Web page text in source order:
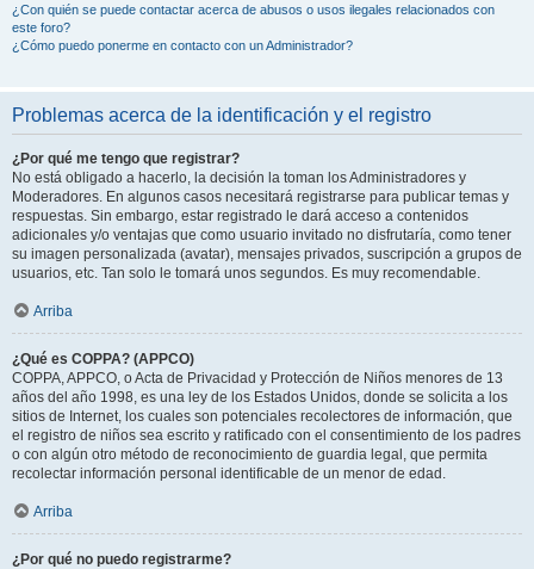
¿Con quién se puede contactar acerca de abusos o usos ilegales relacionados con
este foro?
¿Cómo puedo ponerme en contacto con un Administrador?
Problemas acerca de la identificación y el registro
¿Por qué me tengo que registrar?
No está obligado a hacerlo, la decisión la toman los Administradores y
Moderadores. En algunos casos necesitará registrarse para publicar temas y
respuestas. Sin embargo, estar registrado le dará acceso a contenidos
adicionales y/o ventajas que como usuario invitado no disfrutaría, como tener
su imagen personalizada (avatar), mensajes privados, suscripción a grupos de
usuarios, etc. Tan solo le tomará unos segundos. Es muy recomendable.
Arriba
¿Qué es COPPA? (APPCO)
COPPA, APPCO, o Acta de Privacidad y Protección de Niños menores de 13
años del año 1998, es una ley de los Estados Unidos, donde se solicita a los
sitios de Internet, los cuales son potenciales recolectores de información, que
el registro de niños sea escrito y ratificado con el consentimiento de los padres
o con algún otro método de reconocimiento de guardia legal, que permita
recolectar información personal identificable de un menor de edad.
Arriba
¿Por qué no puedo registrarme?